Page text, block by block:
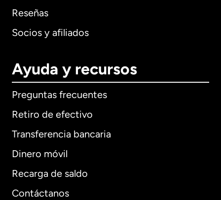
Reseñas
Socios y afiliados
Ayuda y recursos
Preguntas frecuentes
Retiro de efectivo
Transferencia bancaria
Dinero móvil
Recarga de saldo
Contáctanos